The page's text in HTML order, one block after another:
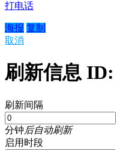
打电话
海报 复制
取消
刷新信息 ID:
刷新间隔
分钟后自动刷新
启用时段